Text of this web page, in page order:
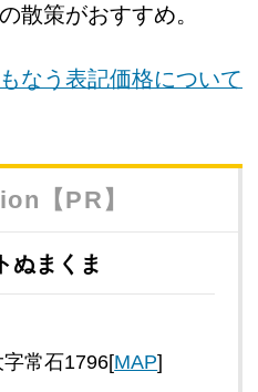
散策がおすすめ。
なう表記価格について
【PR】
まくま
常石1796[MAP]